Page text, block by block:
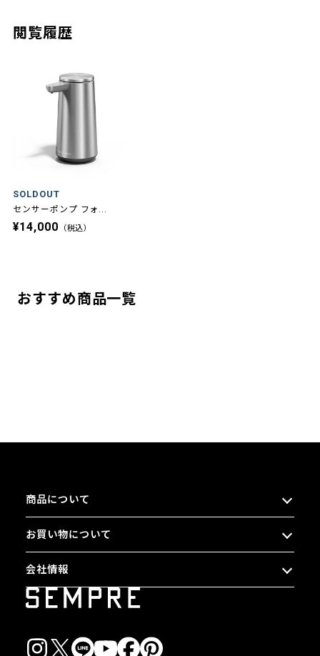
閲覧履歴
SOLDOUT
センサーポンプ フォ...
¥14,000 （税込）
おすすめ商品一覧
商品について
お買い物について
会社情報